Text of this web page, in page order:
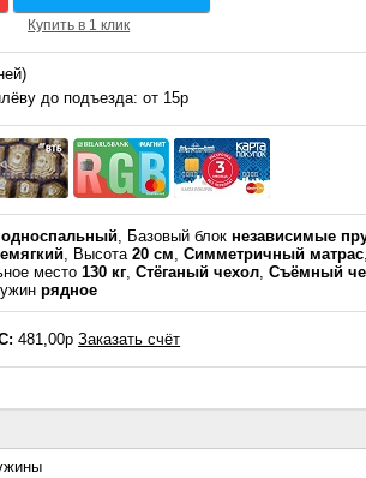
Купить в 1 клик
до подъезда: от 15р
односпальный, Базовый блокнезависимые
, Высота20 см,Симметричный матрас
место130 кг,Стёганый чехол,Съёмный
рядное
481,00рЗаказать счёт